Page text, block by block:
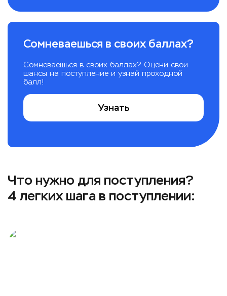
Сомневаешься в своих баллах?
Сомневаешься в своих баллах? Оцени свои
шансы на поступление и узнай проходной
балл!
Узнать
Что нужно для поступления?
4 легких шага в поступлении: